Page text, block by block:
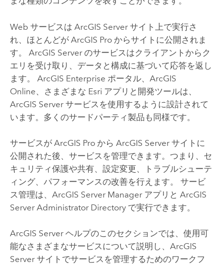
Web サービスは ArcGIS Serverサイト上で実行さ
れ、ほとんどが ArcGIS Proからサイトに公開されま
す。 ArcGIS Serverのサービスはクライアントからク
エリを受け取り、データと構成に基づいて応答を返し
ます。 ArcGIS Enterprise ポータル、 ArcGIS
Online、さまざまな Esri アプリと開発ツールは、
ArcGIS Serverサービスを使用するように設計されて
います。多くのサードパーティ製品も同様です。
サービスが ArcGIS Proから ArcGIS Serverサイトに
公開された後、サービスを管理できます。つまり、セ
キュリティ保護や共有、設定変更、トラブルシューテ
ィング、パフォーマンスの改善を行えます。 サービ
ス管理は、 ArcGIS ServerManager アプリと ArcGIS
ServerAdministrator Directory で実行できます。
ArcGIS Serverヘルプのこのセクションでは、使用可
能なさまざまなサービスについて説明し、 ArcGIS
Serverサイトでサービスを管理するためのワークフ